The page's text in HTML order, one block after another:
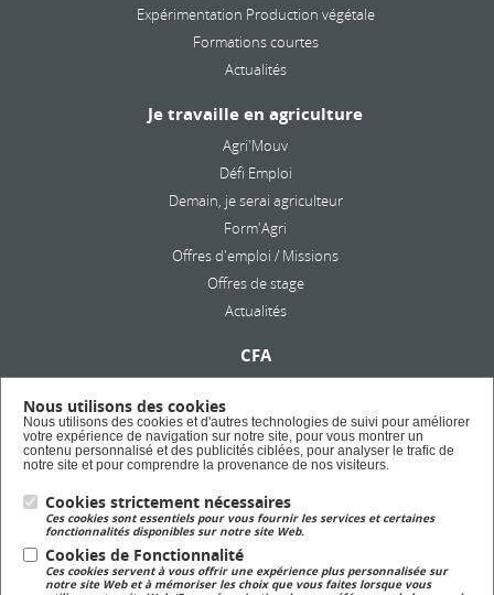
Expérimentation Production végétale
Formations courtes
Actualités
Je travaille en agriculture
Agri'Mouv
Défi Emploi
Demain, je serai agriculteur
Form'Agri
Offres d'emploi / Missions
Offres de stage
Actualités
CFA
Formation en alternance
Taxe d'apprentissage
Lycée Privé
Formation Scolaire
Formation Continue
Nous utilisons des cookies
Nous utilisons des cookies et d'autres technologies de suivi pour améliorer
votre expérience de navigation sur notre site, pour vous montrer un
contenu personnalisé et des publicités ciblées, pour analyser le trafic de
notre site et pour comprendre la provenance de nos visiteurs.
Cookies strictement nécessaires
Ces cookies sont essentiels pour vous fournir les services et certaines
fonctionnalités disponibles sur notre site Web.
Cookies de Fonctionnalité
Ces cookies servent à vous offrir une expérience plus personnalisée sur
notre site Web et à mémoriser les choix que vous faites lorsque vous